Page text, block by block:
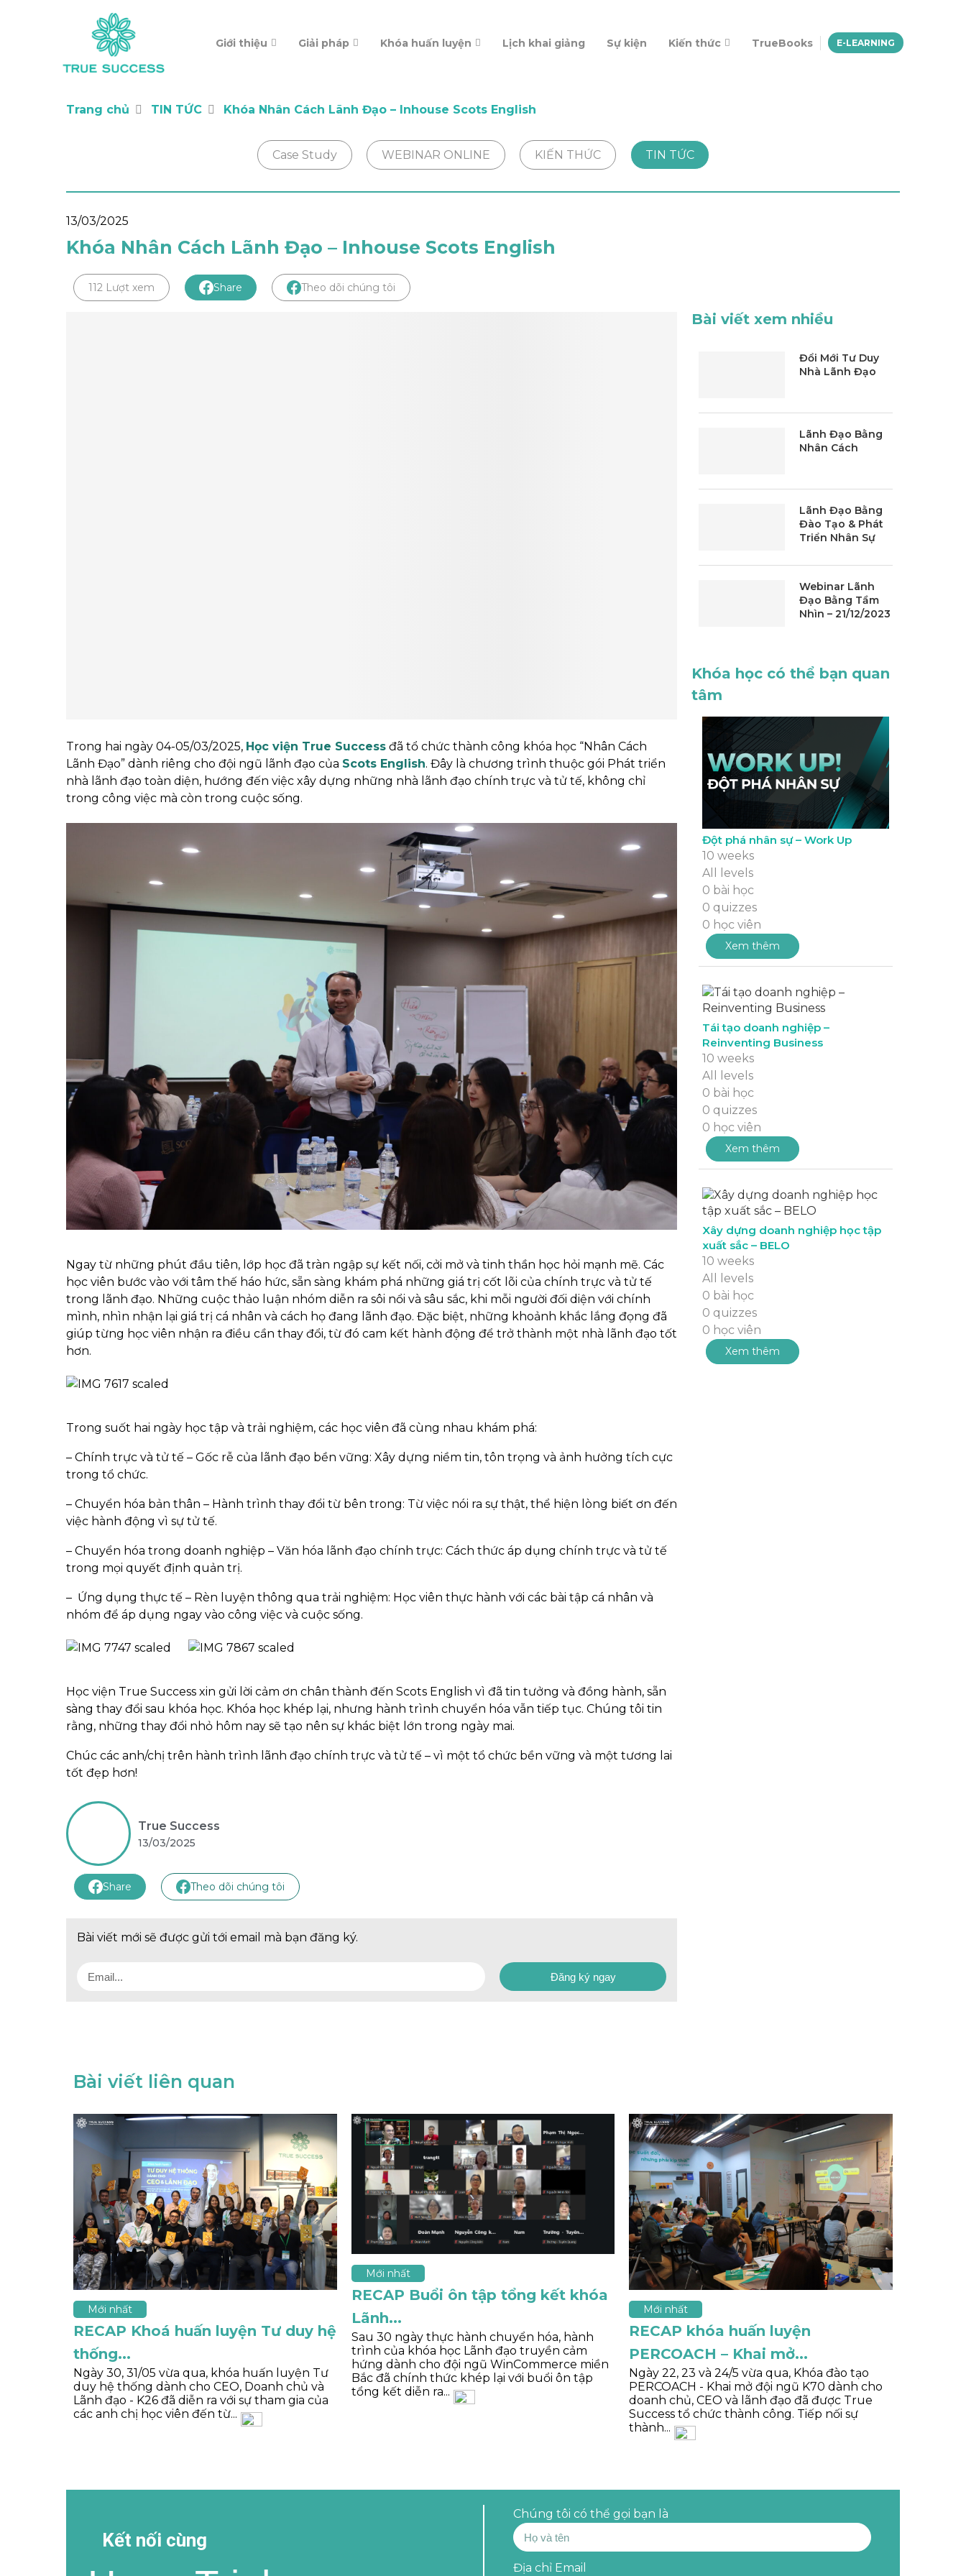
Giới thiệu Giải pháp Khóa huấn luyện Lịch khai giảng Sự kiện Kiến thức TrueBooks E-LEARNING
Trang chủ TIN TỨC Khóa Nhân Cách Lãnh Đạo – Inhouse Scots English
Case Study WEBINAR ONLINE KIẾN THỨC TIN TỨC
13/03/2025
Khóa Nhân Cách Lãnh Đạo – Inhouse Scots English
112 Lượt xem Share Theo dõi chúng tôi
Trong hai ngày 04-05/03/2025, Học viện True Success đã tổ chức thành công khóa học “Nhân Cách
Lãnh Đạo” dành riêng cho đội ngũ lãnh đạo của Scots English. Đây là chương trình thuộc gói Phát triển
nhà lãnh đạo toàn diện, hướng đến việc xây dựng những nhà lãnh đạo chính trực và tử tế, không chỉ
trong công việc mà còn trong cuộc sống.
Ngay từ những phút đầu tiên, lớp học đã tràn ngập sự kết nối, cởi mở và tinh thần học hỏi mạnh mẽ. Các
học viên bước vào với tâm thế háo hức, sẵn sàng khám phá những giá trị cốt lõi của chính trực và tử tế
trong lãnh đạo. Những cuộc thảo luận nhóm diễn ra sôi nổi và sâu sắc, khi mỗi người đối diện với chính
mình, nhìn nhận lại giá trị cá nhân và cách họ đang lãnh đạo. Đặc biệt, những khoảnh khắc lắng đọng đã
giúp từng học viên nhận ra điều cần thay đổi, từ đó cam kết hành động để trở thành một nhà lãnh đạo tốt
hơn.
Trong suốt hai ngày học tập và trải nghiệm, các học viên đã cùng nhau khám phá:
– Chính trực và tử tế – Gốc rễ của lãnh đạo bền vững: Xây dựng niềm tin, tôn trọng và ảnh hưởng tích cực
trong tổ chức.
– Chuyển hóa bản thân – Hành trình thay đổi từ bên trong: Từ việc nói ra sự thật, thể hiện lòng biết ơn đến
việc hành động vì sự tử tế.
– Chuyển hóa trong doanh nghiệp – Văn hóa lãnh đạo chính trực: Cách thức áp dụng chính trực và tử tế
trong mọi quyết định quản trị.
– Ứng dụng thực tế – Rèn luyện thông qua trải nghiệm: Học viên thực hành với các bài tập cá nhân và
nhóm để áp dụng ngay vào công việc và cuộc sống.
Học viện True Success xin gửi lời cảm ơn chân thành đến Scots English vì đã tin tưởng và đồng hành, sẵn
sàng thay đổi sau khóa học. Khóa học khép lại, nhưng hành trình chuyển hóa vẫn tiếp tục. Chúng tôi tin
rằng, những thay đổi nhỏ hôm nay sẽ tạo nên sự khác biệt lớn trong ngày mai.
Chúc các anh/chị trên hành trình lãnh đạo chính trực và tử tế – vì một tổ chức bền vững và một tương lai
tốt đẹp hơn!
True Success
13/03/2025
Share Theo dõi chúng tôi
Bài viết mới sẽ được gửi tới email mà bạn đăng ký.
Đăng ký ngay
Bài viết xem nhiều
Đổi Mới Tư Duy
Nhà Lãnh Đạo
Lãnh Đạo Bằng
Nhân Cách
Lãnh Đạo Bằng
Đào Tạo & Phát
Triển Nhân Sự
Webinar Lãnh
Đạo Bằng Tầm
Nhìn – 21/12/2023
Khóa học có thể bạn quan
tâm
Đột phá nhân sự – Work Up
10 weeks
All levels
0 bài học
0 quizzes
0 học viên
Xem thêm
Tái tạo doanh nghiệp –
Reinventing Business
10 weeks
All levels
0 bài học
0 quizzes
0 học viên
Xem thêm
Xây dựng doanh nghiệp học tập
xuất sắc – BELO
10 weeks
All levels
0 bài học
0 quizzes
0 học viên
Xem thêm
Bài viết liên quan
Mới nhất
RECAP Khoá huấn luyện Tư duy hệ
thống...
Ngày 30, 31/05 vừa qua, khóa huấn luyện Tư
duy hệ thống dành cho CEO, Doanh chủ và
Lãnh đạo - K26 đã diễn ra với sự tham gia của
các anh chị học viên đến từ...
Mới nhất
RECAP Buổi ôn tập tổng kết khóa
Lãnh...
Sau 30 ngày thực hành chuyển hóa, hành
trình của khóa học Lãnh đạo truyền cảm
hứng dành cho đội ngũ WinCommerce miền
Bắc đã chính thức khép lại với buổi ôn tập
tổng kết diễn ra...
Mới nhất
RECAP khóa huấn luyện
PERCOACH – Khai mở...
Ngày 22, 23 và 24/5 vừa qua, Khóa đào tạo
PERCOACH - Khai mở đội ngũ K70 dành cho
doanh chủ, CEO và lãnh đạo đã được True
Success tổ chức thành công. Tiếp nối sự
thành...
Kết nối cùng
Chúng tôi có thể gọi bạn là
Địa chỉ Email